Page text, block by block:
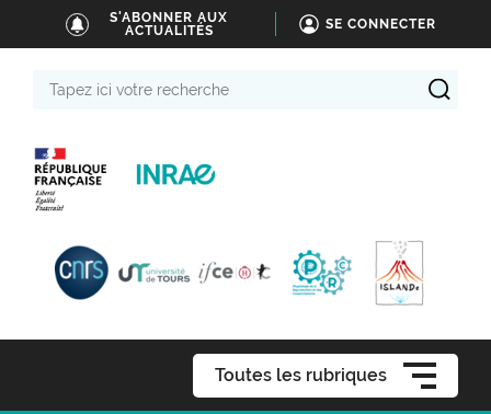
S'ABONNER AUX
ACTUALITÉS
SE CONNECTER
Toutes les rubriques